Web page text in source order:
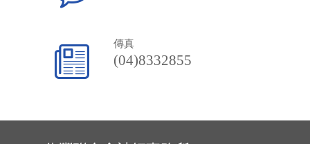
傳真
(04)8332855